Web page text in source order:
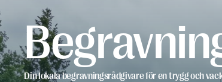
Din lokala begravningsrådgivare för en trygg och